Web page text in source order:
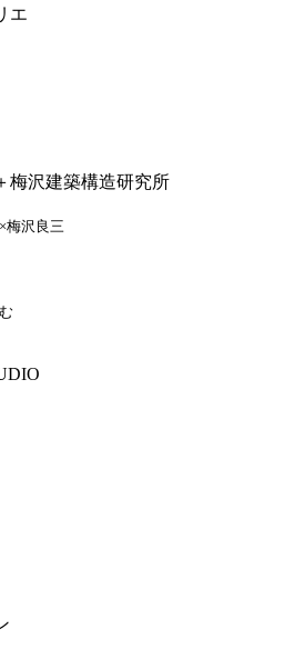
エ
梅沢建築構造研究所
沢良三